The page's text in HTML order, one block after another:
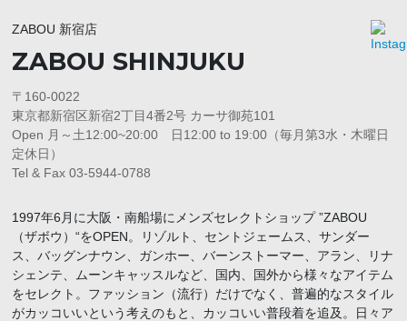
ZABOU 新宿店
ZABOU SHINJUKU
〒160-0022
東京都新宿区新宿2丁目4番2号 カーサ御苑101
Open 月～土12:00~20:00 日12:00 to 19:00（毎月第3水・木曜日
定休日）
Tel & Fax 03-5944-0788
1997年6月に大阪・南船場にメンズセレクトショップ ”ZABOU
（ザボウ）“をOPEN。リゾルト、セントジェームス、サンダー
ス、バッグンナウン、ガンホー、バーンストーマー、アラン、リナ
シェンテ、ムーンキャッスルなど、国内、国外から様々なアイテム
をセレクト。ファッション（流行）だけでなく、普遍的なスタイル
がカッコいいという考えのもと、カッコいい普段着を追及。日々ア